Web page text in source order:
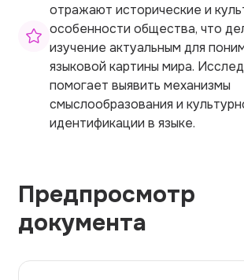
отражают исторические и
особенности общества, что
изучение актуальным для
языковой картины мира.
помогает выявить механизмы
смыслообразования и
идентификации в языке.
Предпросмотр
документа